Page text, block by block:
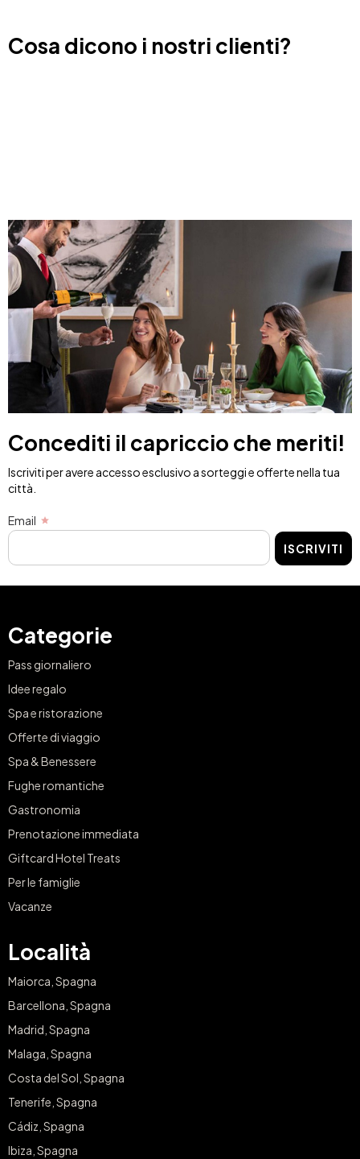
Cosa dicono i nostri clienti?
Concediti il capriccio che meriti!
Iscriviti per avere accesso esclusivo a sorteggi e offerte nella tua
città.
Email
ISCRIVITI
Categorie
Pass giornaliero
Idee regalo
Spa e ristorazione
Offerte di viaggio
Spa & Benessere
Fughe romantiche
Gastronomia
Prenotazione immediata
Giftcard Hotel Treats
Per le famiglie
Vacanze
Località
Maiorca, Spagna
Barcellona, Spagna
Madrid, Spagna
Malaga, Spagna
Costa del Sol, Spagna
Tenerife, Spagna
Cádiz, Spagna
Ibiza, Spagna